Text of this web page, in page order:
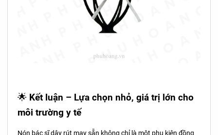
🌟 Kết luận – Lựa chọn nhỏ, giá trị lớn cho
môi trường y tế
Nón bác sĩ dây rút may sẵn không chỉ là một phụ kiện đồng